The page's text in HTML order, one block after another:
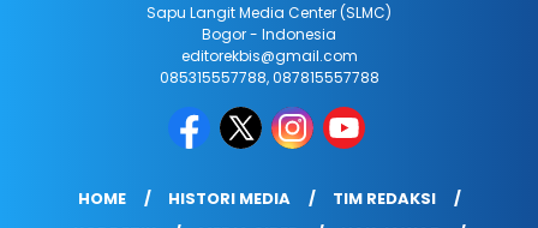
Sapu Langit Media Center (SLMC)
Bogor - Indonesia
editorekbis@gmail.com
085315557788, 087815557788
HOME HISTORI MEDIA
TIM REDAKSI